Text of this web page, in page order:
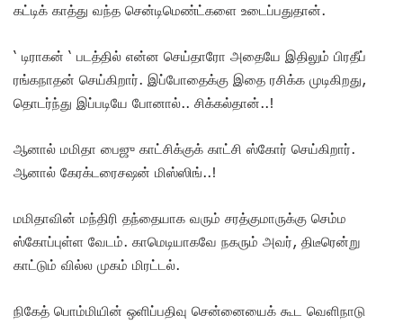
கட்டிக் காத்து வந்த சென்டிமெண்ட்களை உடைப்பதுதான்.
‘ டிராகன் ‘ படத்தில் என்ன செய்தாரோ அதையே இதிலும் பிரதீப்
ரங்கநாதன் செய்கிறார். இப்போதைக்கு இதை ரசிக்க முடிகிறது,
தொடர்ந்து இப்படியே போனால்.. சிக்கல்தான்..!
ஆனால் மமிதா பைஜு காட்சிக்குக் காட்சி ஸ்கோர் செய்கிறார்.
ஆனால் கேரக்டரைசஷன் மிஸ்ஸிங்..!
மமிதாவின் மந்திரி தந்தையாக வரும் சரத்குமாருக்கு செம்ம
ஸ்கோப்புள்ள வேடம். காமெடியாகவே நகரும் அவர், திடீரென்று
காட்டும் வில்ல முகம் மிரட்டல்.
நிகேத் பொம்மியின் ஒளிப்பதிவு சென்னையைக் கூட வெளிநாடு